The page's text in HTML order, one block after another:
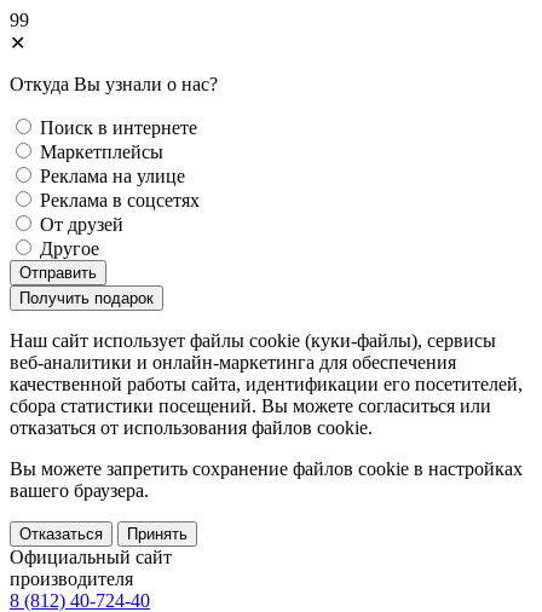
99
✕
Откуда Вы узнали о нас?
Поиск в интернете
Маркетплейсы
Реклама на улице
Реклама в соцсетях
От друзей
Другое
Отправить
Получить подарок
Наш сайт использует файлы cookie (куки-файлы), сервисы
веб-аналитики и онлайн-маркетинга для обеспечения
качественной работы сайта, идентификации его посетителей,
сбора статистики посещений. Вы можете согласиться или
отказаться от использования файлов сookie.
Вы можете запретить сохранение файлов сookie в настройках
вашего браузера.
Отказаться Принять
Официальный сайт
производителя
8 (812) 40-724-40